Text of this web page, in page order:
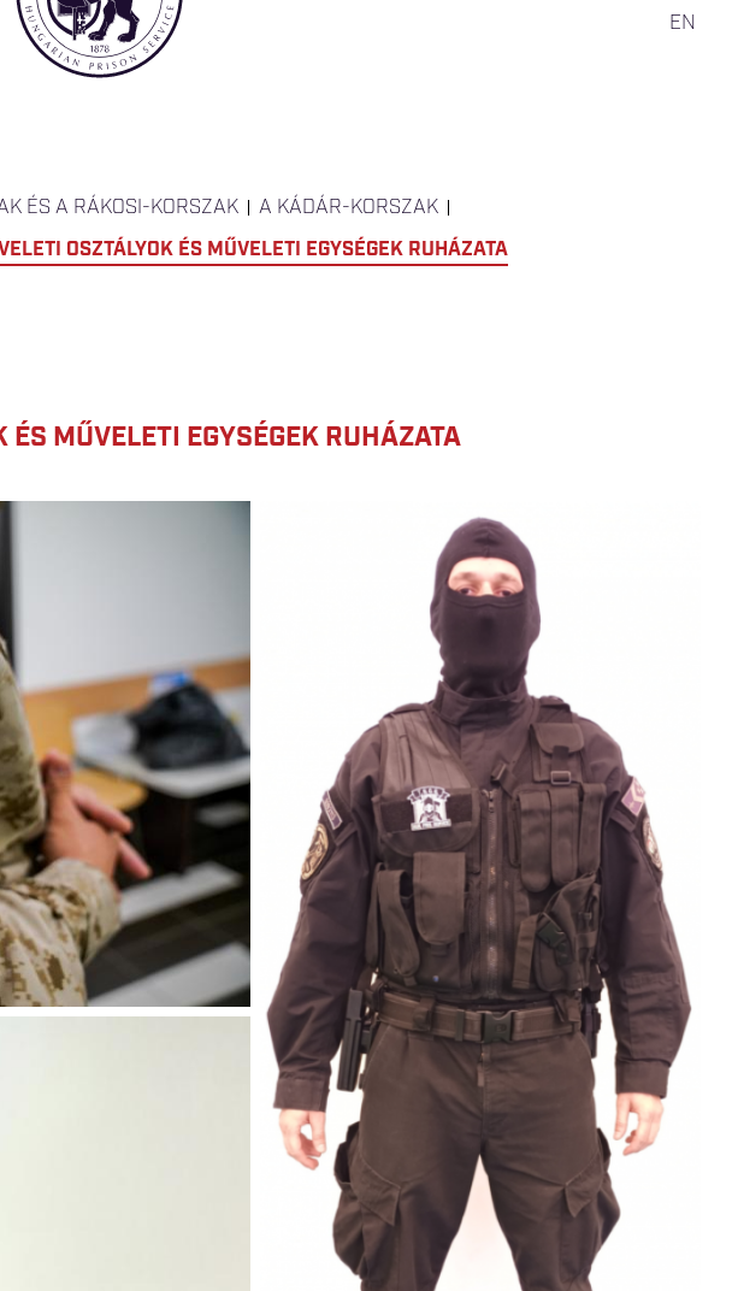
EN
ÉS A RÁKOSI-KORSZAK
A KÁDÁR-KORSZAK
OSZTÁLYOK ÉS MŰVELETI EGYSÉGEK RUHÁZATA
ÉS MŰVELETI EGYSÉGEK RUHÁZATA